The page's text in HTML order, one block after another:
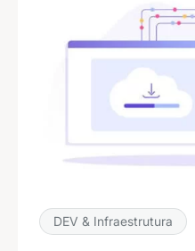
DEV & Infraestrutura
nossas comunicações e
Políticas de Privacidade
Assinar